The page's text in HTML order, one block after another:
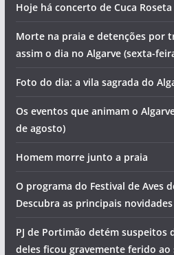
Hoje há concerto de Cuca
Morte na praia e detenções por
assim o dia no Algarve (sexta-
Foto do dia: a vila sagrada do
Os eventos que animam o
de agosto)
Homem morre junto a praia
O programa do Festival de Aves
Descubra as principais
PJ de Portimão detém suspeitos
deles ficou gravemente ferido ao